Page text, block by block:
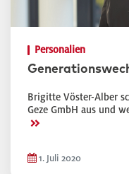
Personalien
Brigitte Vöster-Alber
Geze GmbH aus und
>>
1. Juli 2020